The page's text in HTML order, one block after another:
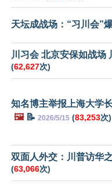
天坛成战场：“习川会”
川习会 北京安保如战场
(62,627次)
知名博主举报上海大学
🖼️📝 2026/5/15 (83,253次)
双面人外交：川普访华
(63,066次)